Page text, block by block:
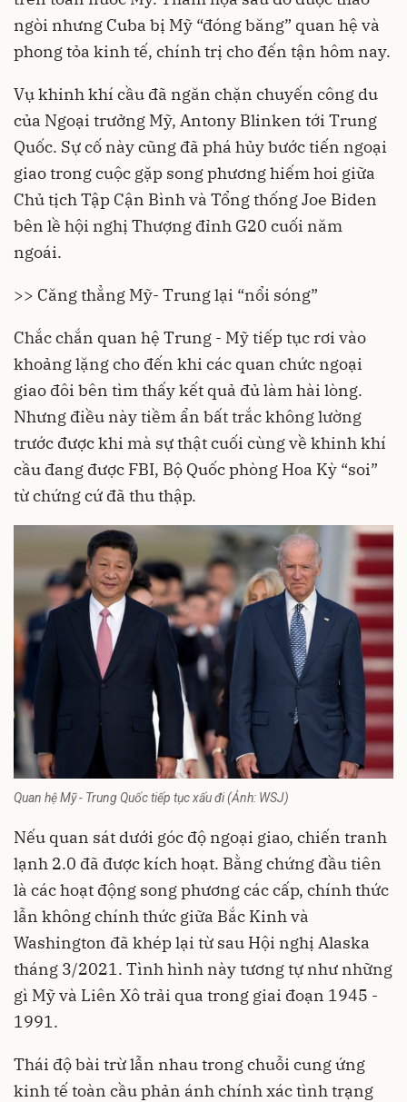
ngòi nhưng Cuba bị Mỹ “đóng băng” quan hệ và
phong tỏa kinh tế, chính trị cho đến tận hôm nay.
Vụ khinh khí cầu đã ngăn chặn chuyến công du
của Ngoại trưởng Mỹ, Antony Blinken tới Trung
Quốc. Sự cố này cũng đã phá hủy bước tiến ngoại
giao trong cuộc gặp song phương hiếm hoi giữa
Chủ tịch Tập Cận Bình và Tổng thống Joe Biden
bên lề hội nghị Thượng đỉnh G20 cuối năm
ngoái.
>> Căng thẳng Mỹ- Trung lại “nổi sóng”
Chắc chắn quan hệ Trung - Mỹ tiếp tục rơi vào
khoảng lặng cho đến khi các quan chức ngoại
giao đôi bên tìm thấy kết quả đủ làm hài lòng.
Nhưng điều này tiềm ẩn bất trắc không lường
trước được khi mà sự thật cuối cùng về khinh khí
cầu đang được FBI, Bộ Quốc phòng Hoa Kỳ “soi”
từ chứng cứ đã thu thập.
Quan hệ Mỹ - Trung Quốc tiếp tục xấu đi (Ảnh: WSJ)
Nếu quan sát dưới góc độ ngoại giao, chiến tranh
lạnh 2.0 đã được kích hoạt. Bằng chứng đầu tiên
là các hoạt động song phương các cấp, chính thức
lẫn không chính thức giữa Bắc Kinh và
Washington đã khép lại từ sau Hội nghị Alaska
tháng 3/2021. Tình hình này tương tự như những
gì Mỹ và Liên Xô trải qua trong giai đoạn 1945 -
1991.
Thái độ bài trừ lẫn nhau trong chuỗi cung ứng
kinh tế toàn cầu phản ánh chính xác tình trạng